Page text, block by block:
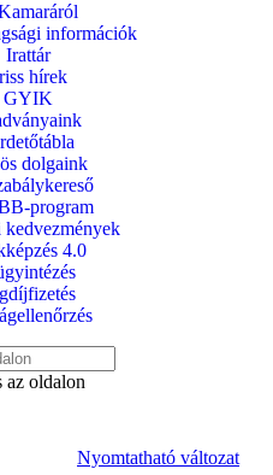
információk
Irattár
hírek
GYIK
dolgaink
program
kedvezmények
4.0
Nyomtatható változat